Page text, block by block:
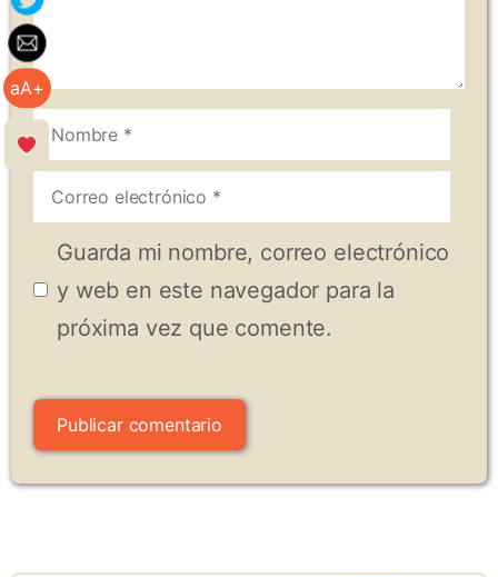
aA+
Nombre
Correo
electrónico
Guarda mi nombre, correo electrónico
y web en este navegador para la
próxima vez que comente.